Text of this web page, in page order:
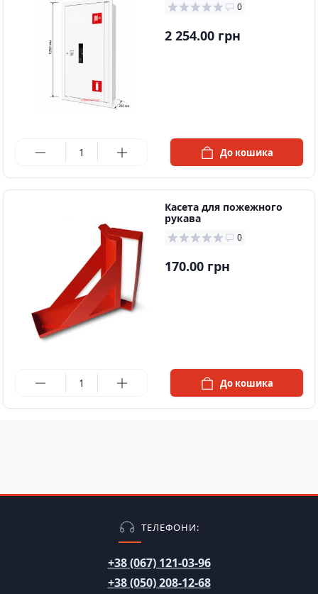
0
2 254.00 грн
До кошика
Касета для пожежного
рукава
0
170.00 грн
До кошика
ТЕЛЕФОНИ:
+38 (067) 121-03-96
+38 (050) 208-12-68